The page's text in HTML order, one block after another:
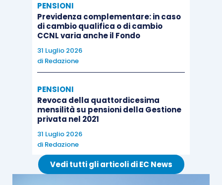
assoggettato a tassazione dal lavoratore
fiscalmente residente in Italia nella propria
dichiarazione dei redditi, usufruendo del credito
d’imposta previsto dall’art. 165, TUIR, per le
PENSIONI
Previdenza complementare: in caso
di cambio qualifica o di cambio
CCNL varia anche il Fondo
31 Luglio 2026
di Redazione
PENSIONI
Revoca della quattordicesima
mensilità su pensioni della Gestione
privata nel 2021
31 Luglio 2026
di Redazione
Vedi tutti gli articoli di EC News